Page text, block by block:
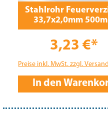
Stahlrohr
33,7x2,0mm
3,23 €*
Preise inkl. MwSt. zzgl.
In den